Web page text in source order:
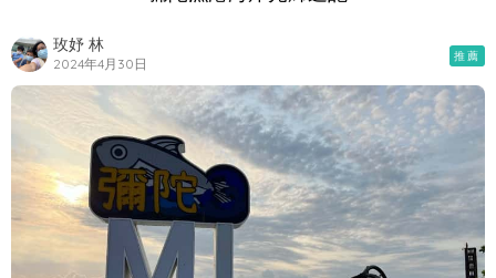
玫妤 林
2024年4月30日 推薦